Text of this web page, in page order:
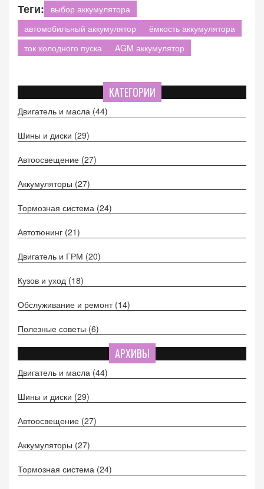
Теги:
выбор аккумулятора
автомобильный аккумулятор
ёмкость аккумулятора
ток холодного пуска
AGM аккумулятор
КАТЕГОРИИ
Двигатель и масла (44)
Шины и диски (29)
Автоосвещение (27)
Аккумуляторы (27)
Тормозная система (24)
Автотюнинг (21)
Двигатель и ГРМ (20)
Кузов и уход (18)
Обслуживание и ремонт (14)
Полезные советы (6)
АРХИВЫ
Двигатель и масла (44)
Шины и диски (29)
Автоосвещение (27)
Аккумуляторы (27)
Тормозная система (24)